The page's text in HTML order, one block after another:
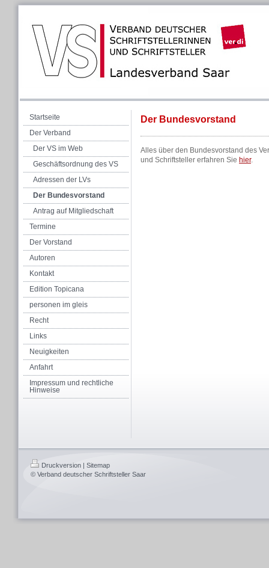
Startseite
Der Verband
Der VS im Web
Geschäftsordnung des VS
Adressen der LVs
Der Bundesvorstand
Antrag auf Mitgliedschaft
Termine
Der Vorstand
Autoren
Kontakt
Edition Topicana
personen im gleis
Recht
Links
Neuigkeiten
Anfahrt
Impressum und rechtliche
Hinweise
Der Bundesvorstand
Alles über den Bundesvorstand des
und Schriftsteller erfahren Sie hier.
Druckversion | Sitemap
© Verband deutscher Schriftsteller Saar